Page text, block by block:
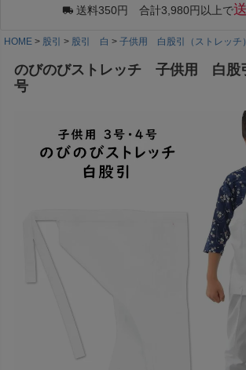
送料350円 合計3,980円以上で
HOME 股引 股引 白 子供用 白股引（ストレッチ）
のびのびストレッチ 子供用 白股
号